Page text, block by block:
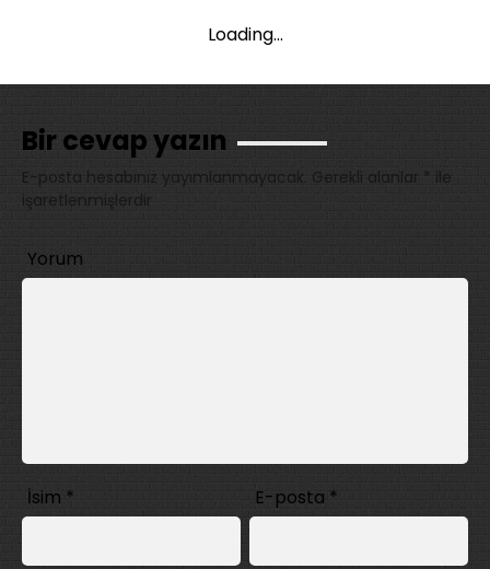
Loading...
Bir cevap yazın
E-posta hesabınız yayımlanmayacak. Gerekli alanlar * ile
işaretlenmişlerdir
Yorum
İsim * E-posta *